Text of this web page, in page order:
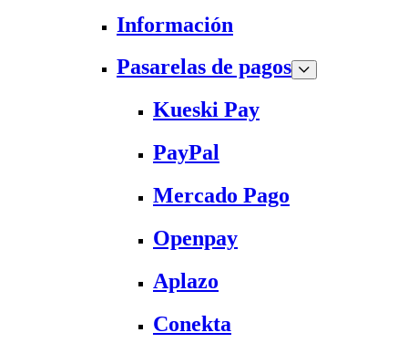
Información
Pasarelas de pagos
Kueski Pay
PayPal
Mercado Pago
Openpay
Aplazo
Conekta